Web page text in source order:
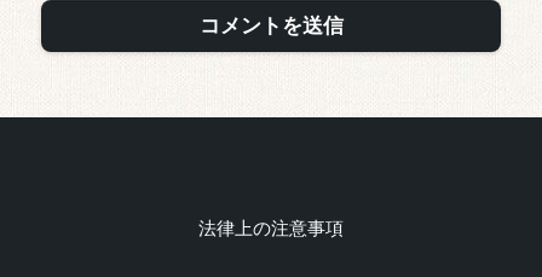
法律上の注意事項